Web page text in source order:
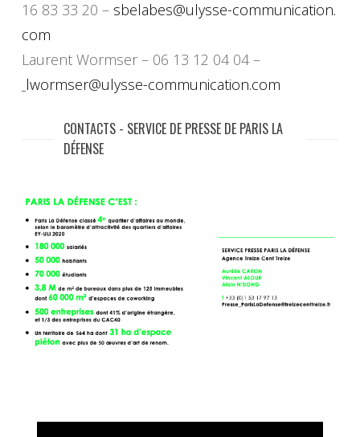
16 83 33 20 – sbelabes@ulysse-communication.
com
Laurent Wormser – 06 13 12 04 04 –
lwormser@ulysse-communication.com
CONTACTS - SERVICE DE PRESSE DE PARIS LA
DÉFENSE